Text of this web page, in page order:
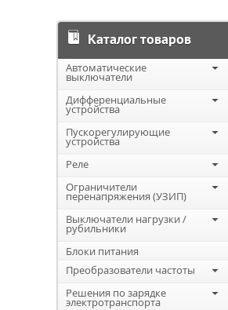
Каталог товаров
Автоматические
выключатели
Дифференциальные
устройства
Пускорегулирующие
устройства
Реле
Ограничители
перенапряжения (УЗИП)
Выключатели нагрузки /
рубильники
Блоки питания
Преобразователи частоты
Решения по зарядке
электротранспорта